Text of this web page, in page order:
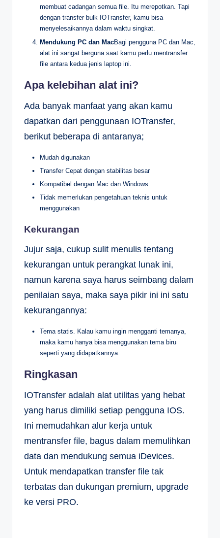
membuat cadangan semua file. Itu merepotkan. Tapi
dengan transfer bulk IOTransfer, kamu bisa
menyelesaikannya dalam waktu singkat.
Mendukung PC dan MacBagi pengguna PC dan Mac,
alat ini sangat berguna saat kamu perlu mentransfer
file antara kedua jenis laptop ini.
Apa kelebihan alat ini?
Ada banyak manfaat yang akan kamu
dapatkan dari penggunaan IOTransfer,
berikut beberapa di antaranya;
Mudah digunakan
Transfer Cepat dengan stabilitas besar
Kompatibel dengan Mac dan Windows
Tidak memerlukan pengetahuan teknis untuk
menggunakan
Kekurangan
Jujur saja, cukup sulit menulis tentang
kekurangan untuk perangkat lunak ini,
namun karena saya harus seimbang dalam
penilaian saya, maka saya pikir ini ini satu
kekurangannya:
Tema statis. Kalau kamu ingin mengganti temanya,
maka kamu hanya bisa menggunakan tema biru
seperti yang didapatkannya.
Ringkasan
IOTransfer adalah alat utilitas yang hebat
yang harus dimiliki setiap pengguna IOS.
Ini memudahkan alur kerja untuk
mentransfer file, bagus dalam memulihkan
data dan mendukung semua iDevices.
Untuk mendapatkan transfer file tak
terbatas dan dukungan premium, upgrade
ke versi PRO.